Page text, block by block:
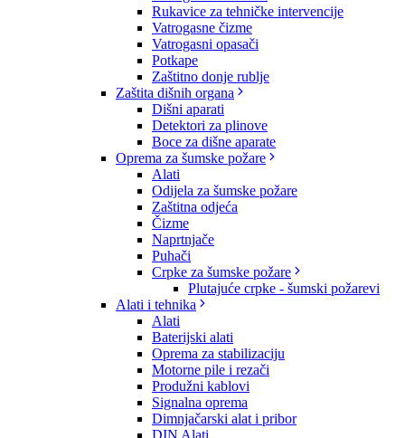
Rukavice za tehničke intervencije
Vatrogasne čizme
Vatrogasni opasači
Potkape
Zaštitno donje rublje
Zaštita dišnih organa
Dišni aparati
Detektori za plinove
Boce za dišne aparate
Oprema za šumske požare
Alati
Odijela za šumske požare
Zaštitna odjeća
Čizme
Naprtnjače
Puhači
Crpke za šumske požare
Plutajuće crpke - šumski požarevi
Alati i tehnika
Alati
Baterijski alati
Oprema za stabilizaciju
Motorne pile i rezači
Produžni kablovi
Signalna oprema
Dimnjačarski alat i pribor
DIN Alati